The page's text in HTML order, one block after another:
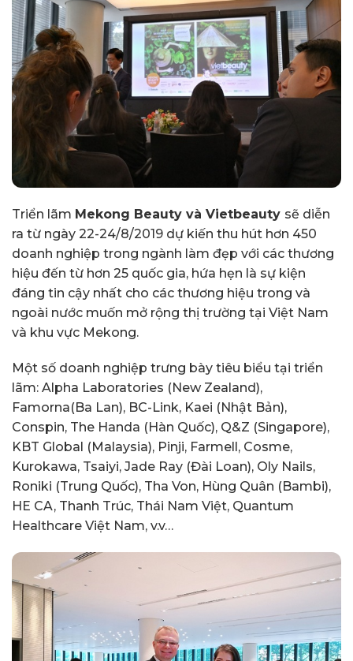
Triển lãm Mekong Beauty và Vietbeauty sẽ diễn
ra từ ngày 22-24/8/2019 dự kiến thu hút hơn 450
doanh nghiệp trong ngành làm đẹp với các thương
hiệu đến từ hơn 25 quốc gia, hứa hẹn là sự kiện
đáng tin cậy nhất cho các thương hiệu trong và
ngoài nước muốn mở rộng thị trường tại Việt Nam
và khu vực Mekong.
Một số doanh nghiệp trưng bày tiêu biểu tại triển
lãm: Alpha Laboratories (New Zealand),
Famorna(Ba Lan), BC-Link, Kaei (Nhật Bản),
Conspin, The Handa (Hàn Quốc), Q&Z (Singapore),
KBT Global (Malaysia), Pinji, Farmell, Cosme,
Kurokawa, Tsaiyi, Jade Ray (Đài Loan), Oly Nails,
Roniki (Trung Quốc), Tha Von, Hùng Quân (Bambi),
HE CA, Thanh Trúc, Thái Nam Việt, Quantum
Healthcare Việt Nam, v.v…